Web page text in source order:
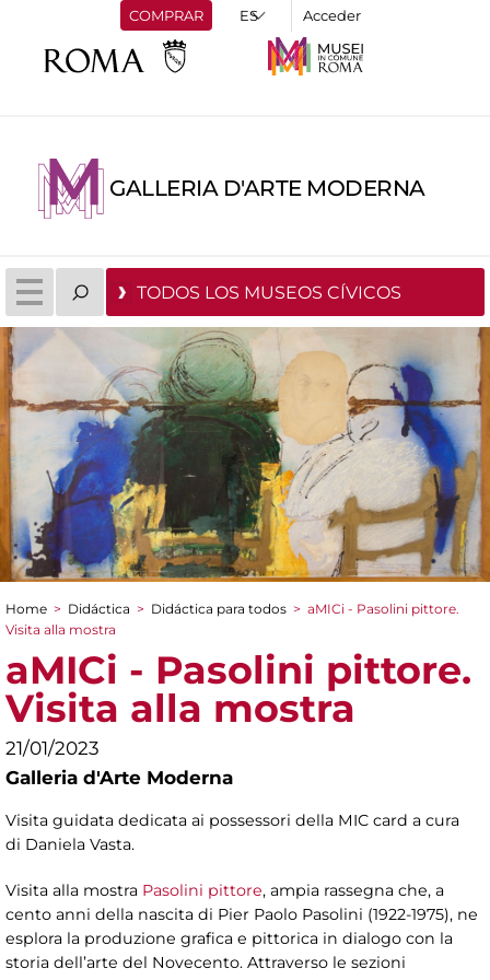
COMPRAR Acceder
GALLERIA D'ARTE MODERNA
TODOS LOS MUSEOS CÍVICOS
You are here
Home > Didáctica > Didáctica para todos > aMICi - Pasolini pittore.
Visita alla mostra
aMICi - Pasolini pittore.
Visita alla mostra
21/01/2023
Galleria d'Arte Moderna
Visita guidata dedicata ai possessori della MIC card a cura
di Daniela Vasta.
Visita alla mostra Pasolini pittore, ampia rassegna che, a
cento anni della nascita di Pier Paolo Pasolini (1922-1975), ne
esplora la produzione grafica e pittorica in dialogo con la
storia dell’arte del Novecento. Attraverso le sezioni